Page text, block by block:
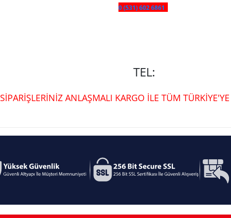
0 (531) 602 6861
TEL:
SİPARİŞLERİNİZ ANLAŞMALI KARGO İLE TÜM